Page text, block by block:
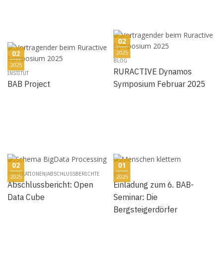
02
2025
BLOG
RURACTIVE Dynamos
Symposium Februar 2025
02
2025
INSTITUT
BAB Project
02
2025
PUBLIKATIONEN/ABSCHLUSSBERICHTE
Abschlussbericht: Open
Data Cube
01
2025
BLOG
Einladung zum 6. BAB-
Seminar: Die
Bergsteigerdörfer